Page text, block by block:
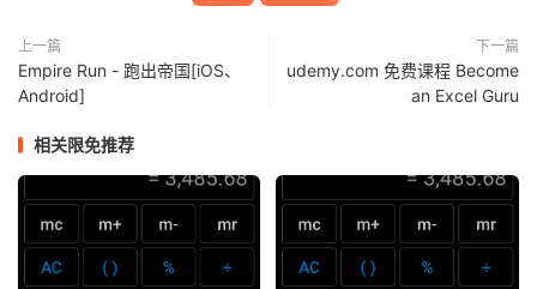
上一篇
Empire Run - 跑出帝国[iOS、
Android]
下一篇
udemy.com 免费课程 Become
an Excel Guru
相关限免推荐